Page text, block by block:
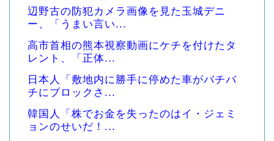
辺野古の防犯カメラ画像を見た玉城デニ
ー、「うまい言い...
高市首相の熊本視察動画にケチを付けたタ
レント、「正体...
日本人「敷地内に勝手に停めた車がバチバ
チにブロックさ...
韓国人「株でお金を失ったのはイ・ジェミ
ョンのせいだ！...